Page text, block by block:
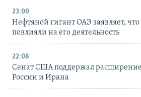
23:00
Нефтяной гигант ОАЭ заявляет,
повлияли на его деятельность
22:08
Сенат США поддержал
России и Ирана